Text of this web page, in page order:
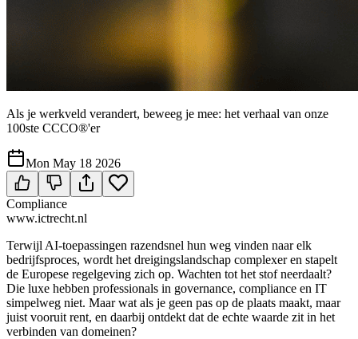
Als je werkveld verandert, beweeg je mee: het verhaal van onze
100ste CCCO®'er
Mon May 18 2026
Compliance
www.ictrecht.nl
Terwijl AI-toepassingen razendsnel hun weg vinden naar elk
bedrijfsproces, wordt het dreigingslandschap complexer en stapelt
de Europese regelgeving zich op. Wachten tot het stof neerdaalt?
Die luxe hebben professionals in governance, compliance en IT
simpelweg niet. Maar wat als je geen pas op de plaats maakt, maar
juist vooruit rent, en daarbij ontdekt dat de echte waarde zit in het
verbinden van domeinen?